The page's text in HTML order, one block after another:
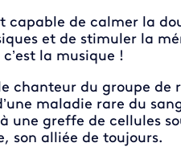
de calmer la
et de stimuler la
la musique !
chanteur du groupe de
maladie rare du
une greffe de cellules
son alliée de toujours.